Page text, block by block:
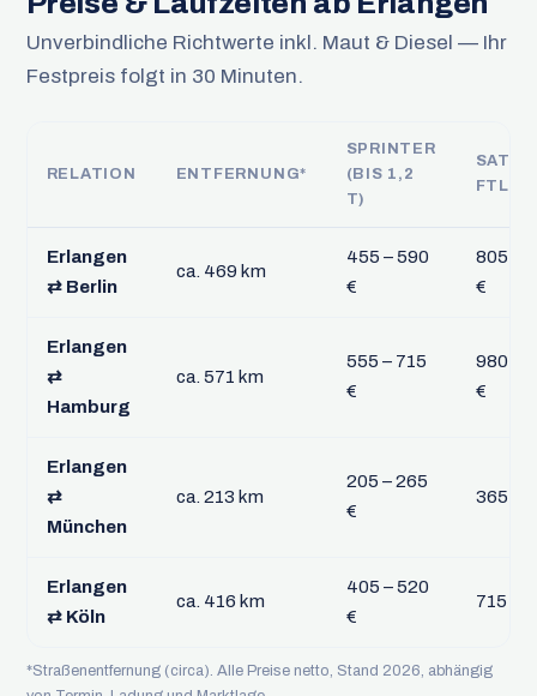
Unverbindliche Richtwerte inkl. Maut & Diesel — Ihr
Festpreis folgt in 30 Minuten.
RELATION ENTFERNUNG*
SPRINTER
(BIS 1,2
T)
FTL
Erlangen
⇄ Berlin
ca. 469 km
455 – 590
€
805 –
€
Erlangen
⇄
Hamburg
ca. 571 km
555 – 715
€
980 –
€
Erlangen
⇄
München
ca. 213 km
205 – 265
€
365 –
Erlangen
⇄ Köln
ca. 416 km
405 – 520
€
715 –
*Straßenentfernung (circa). Alle Preise netto, Stand 2026, abhängig